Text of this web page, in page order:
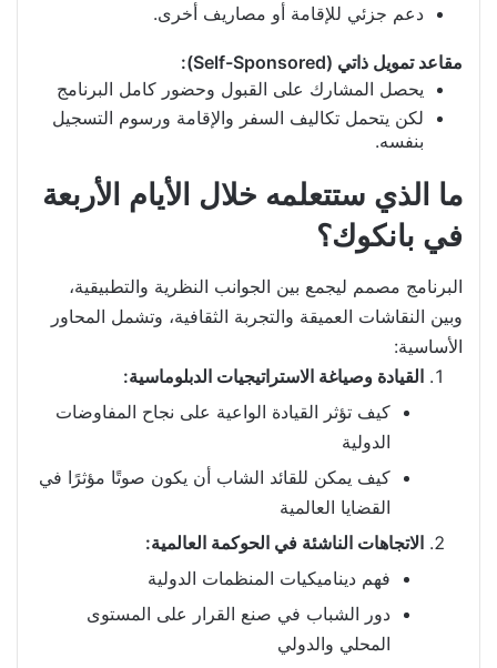
دعم جزئي للإقامة أو مصاريف أخرى.
مقاعد تمويل ذاتي (Self-Sponsored):
يحصل المشارك على القبول وحضور كامل البرنامج
لكن يتحمل تكاليف السفر والإقامة ورسوم التسجيل
بنفسه.
ما الذي ستتعلمه خلال الأيام الأربعة
في بانكوك؟
البرنامج مصمم ليجمع بين الجوانب النظرية والتطبيقية،
وبين النقاشات العميقة والتجربة الثقافية، وتشمل المحاور
الأساسية:
القيادة وصياغة الاستراتيجيات الدبلوماسية:
كيف تؤثر القيادة الواعية على نجاح المفاوضات
الدولية
كيف يمكن للقائد الشاب أن يكون صوتًا مؤثرًا في
القضايا العالمية
الاتجاهات الناشئة في الحوكمة العالمية:
فهم ديناميكيات المنظمات الدولية
دور الشباب في صنع القرار على المستوى
المحلي والدولي